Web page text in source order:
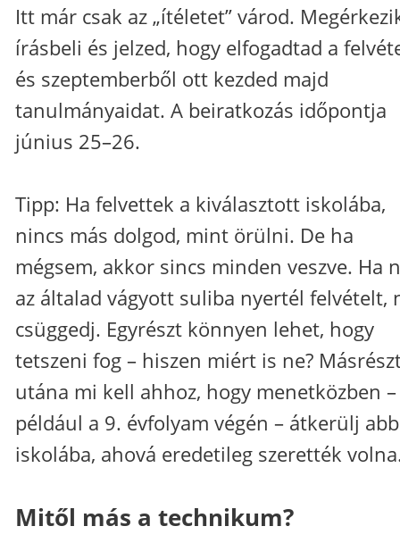
Itt már csak az „ítéletet” várod.
írásbeli és jelzed, hogy elfogadtad a
és szeptemberből ott kezded majd
tanulmányaidat. A beiratkozás időpontja
június 25–26.
Tipp: Ha felvettek a kiválasztott iskolába,
nincs más dolgod, mint örülni. De ha
mégsem, akkor sincs minden veszve. Ha
az általad vágyott suliba nyertél felvételt,
csüggedj. Egyrészt könnyen lehet, hogy
tetszeni fog – hiszen miért is ne?
utána mi kell ahhoz, hogy menetközben –
például a 9. évfolyam végén – átkerülj
iskolába, ahová eredetileg szerették
Mitől más a technikum?